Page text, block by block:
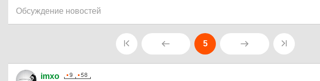
Обсуждение новостей
5
imxo